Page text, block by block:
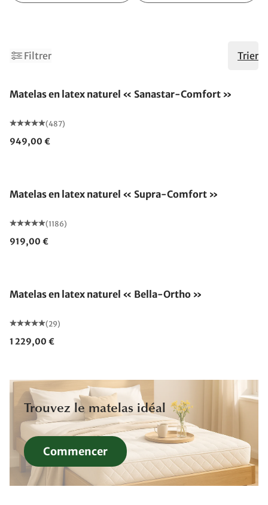
Filtrer Trier
Matelas en latex naturel « Sanastar-Comfort »
(487)
949,00 €
Matelas en latex naturel « Supra-Comfort »
(1186)
919,00 €
Matelas en latex naturel « Bella-Ortho »
(29)
1 229,00 €
Trouvez le matelas idéal
Commencer
1